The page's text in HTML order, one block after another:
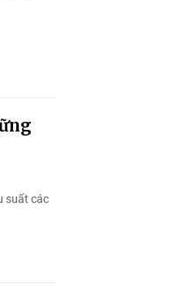
suất các